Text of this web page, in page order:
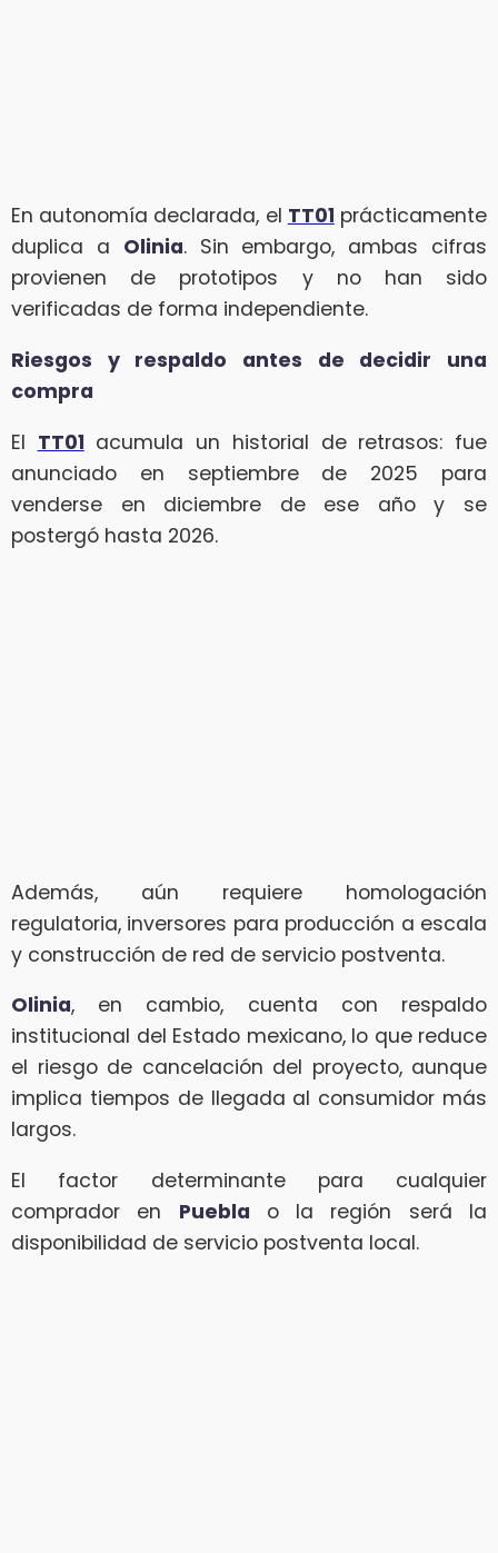
En autonomía declarada, el TT01 prácticamente
duplica a Olinia. Sin embargo, ambas cifras
provienen de prototipos y no han sido
verificadas de forma independiente.
Riesgos y respaldo antes de decidir una
compra
El TT01 acumula un historial de retrasos: fue
anunciado en septiembre de 2025 para
venderse en diciembre de ese año y se
postergó hasta 2026.
Además, aún requiere homologación
regulatoria, inversores para producción a escala
y construcción de red de servicio postventa.
Olinia, en cambio, cuenta con respaldo
institucional del Estado mexicano, lo que reduce
el riesgo de cancelación del proyecto, aunque
implica tiempos de llegada al consumidor más
largos.
El factor determinante para cualquier
comprador en Puebla o la región será la
disponibilidad de servicio postventa local.